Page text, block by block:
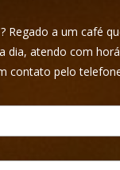
Regado a um café
dia, atendo com
contato pelo